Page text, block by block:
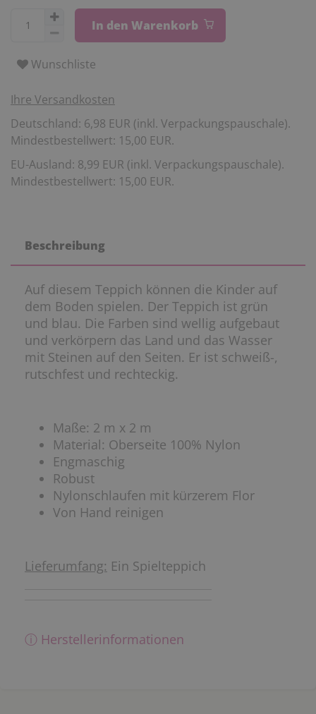
In den Warenkorb
Wunschliste
Ihre Versandkosten
Deutschland: 6,98 EUR (inkl. Verpackungspauschale).
Mindestbestellwert: 15,00 EUR.
EU-Ausland: 8,99 EUR (inkl. Verpackungspauschale).
Mindestbestellwert: 15,00 EUR.
Beschreibung
Auf diesem Teppich können die Kinder auf
dem Boden spielen. Der Teppich ist grün
und blau. Die Farben sind wellig aufgebaut
und verkörpern das Land und das Wasser
mit Steinen auf den Seiten. Er ist schweiß-,
rutschfest und rechteckig.
Maße: 2 m x 2 m
Material: Oberseite 100% Nylon
Engmaschig
Robust
Nylonschlaufen mit kürzerem Flor
Von Hand reinigen
Lieferumfang: Ein Spielteppich
ⓘ Herstellerinformationen